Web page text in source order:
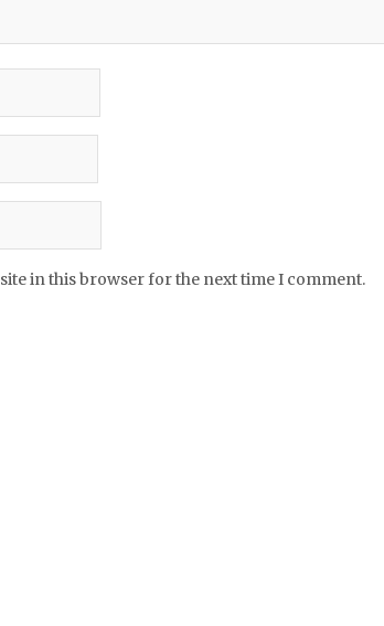
in this browser for the next time I comment.